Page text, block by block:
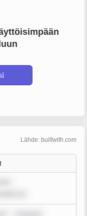
Lähde: builtwith.com